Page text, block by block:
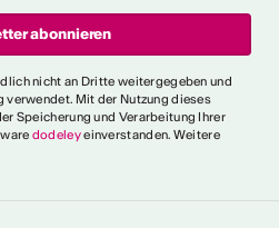
nicht an Dritte weitergegeben und
Mit der Nutzung dieses
Speicherung und Verarbeitung Ihrer
dodeleyeinverstanden. Weitere